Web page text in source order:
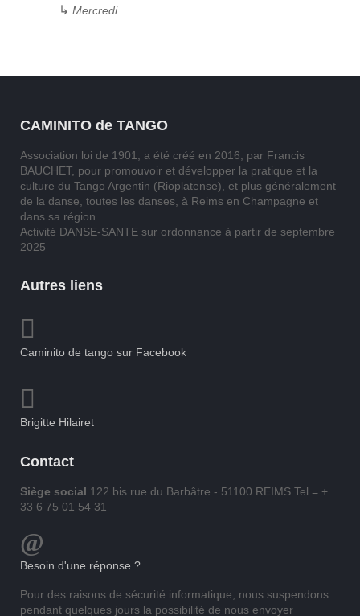
↳ Mercredi
CAMINITO de TANGO
Association loi de 1901, a été créé en 2016, par Francis
BAUCHET, pour promouvoir et développer la pratique et la
culture du Tango Argentin (Rioplatense), et plus généralement
de la danse, toutes les danses, à Reims en Champagne et
dans sa région.
Activité DANSE-SANTE sur ordonnance à partir de septembre
2025
Autres liens
Caminito de tango sur Facebook
Brigitte Hilairet
Contact
Siège social 122 bis rue du Barbâtre - 51100 REIMS Tel = +
33 6 75 01 54 31
Besoin d'une réponse ?
Pour des raisons de sécurité informatique, nous suspendons
pendant quelques jours la possibilité de nous envoyer